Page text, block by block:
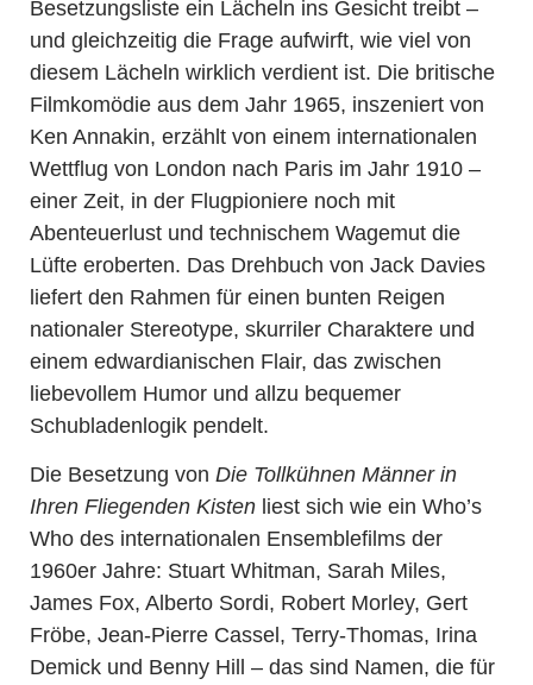
Besetzungsliste ein Lächeln ins Gesicht treibt –
und gleichzeitig die Frage aufwirft, wie viel von
diesem Lächeln wirklich verdient ist. Die britische
Filmkomödie aus dem Jahr 1965, inszeniert von
Ken Annakin, erzählt von einem internationalen
Wettflug von London nach Paris im Jahr 1910 –
einer Zeit, in der Flugpioniere noch mit
Abenteuerlust und technischem Wagemut die
Lüfte eroberten. Das Drehbuch von Jack Davies
liefert den Rahmen für einen bunten Reigen
nationaler Stereotype, skurriler Charaktere und
einem edwardianischen Flair, das zwischen
liebevollem Humor und allzu bequemer
Schubladenlogik pendelt.
Die Besetzung von Die Tollkühnen Männer in
Ihren Fliegenden Kisten liest sich wie ein Who’s
Who des internationalen Ensemblefilms der
1960er Jahre: Stuart Whitman, Sarah Miles,
James Fox, Alberto Sordi, Robert Morley, Gert
Fröbe, Jean-Pierre Cassel, Terry-Thomas, Irina
Demick und Benny Hill – das sind Namen, die für